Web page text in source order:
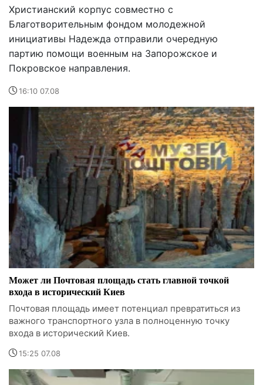
Христианский корпус совместно с
Благотворительным фондом молодежной
инициативы Надежда отправили очередную
партию помощи военным на Запорожское и
Покровское направления.
16:10 07.08
Может ли Почтовая площадь стать главной точкой
входа в исторический Киев
Почтовая площадь имеет потенциал превратиться из
важного транспортного узла в полноценную точку
входа в исторический Киев.
15:25 07.08